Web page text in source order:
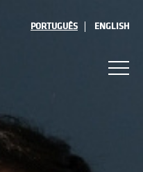
PORTUGUÊS ENGLISH